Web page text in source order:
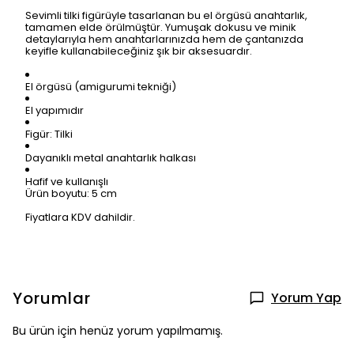
Sevimli tilki figürüyle tasarlanan bu el örgüsü anahtarlık,
tamamen elde örülmüştür. Yumuşak dokusu ve minik
detaylarıyla hem anahtarlarınızda hem de çantanızda
keyifle kullanabileceğiniz şık bir aksesuardır.
El örgüsü (amigurumi tekniği)
El yapımıdır
Figür: Tilki
Dayanıklı metal anahtarlık halkası
Hafif ve kullanışlı
Ürün boyutu: 5 cm
Fiyatlara KDV dahildir.
Yorumlar Yorum Yap
Bu ürün için henüz yorum yapılmamış.